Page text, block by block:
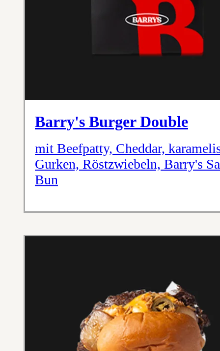
Barry's Burger Double
mit Beefpatty, Cheddar,
Gurken, Röstzwiebeln, Barry's
Bun